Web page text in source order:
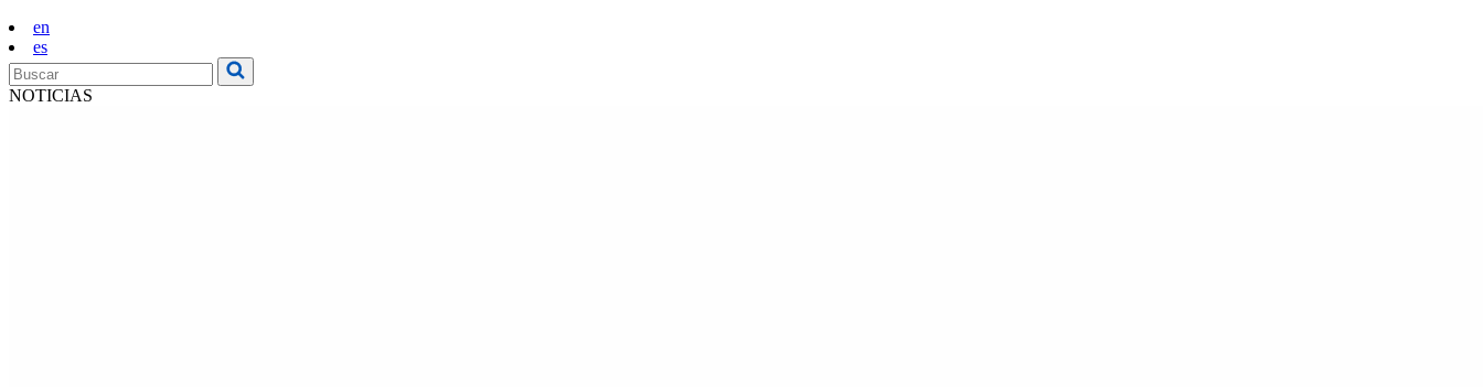
en
es
NOTICIAS